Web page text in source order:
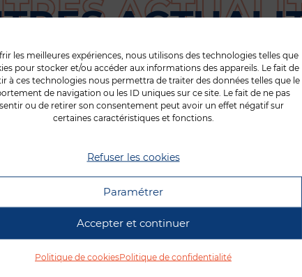
les meilleures expériences, nous utilisons des technologies telles que
pour stocker et/ou accéder aux informations des appareils. Le fait de
à ces technologies nous permettra de traiter des données telles que le
de navigation ou les ID uniques sur ce site. Le fait de ne pas
ou de retirer son consentement peut avoir un effet négatif sur
certaines caractéristiques et fonctions.
Accepter et continuer
Refuser les cookies
Paramétrer
Politique de cookiesPolitique de confidentialité
INTERÉSSER